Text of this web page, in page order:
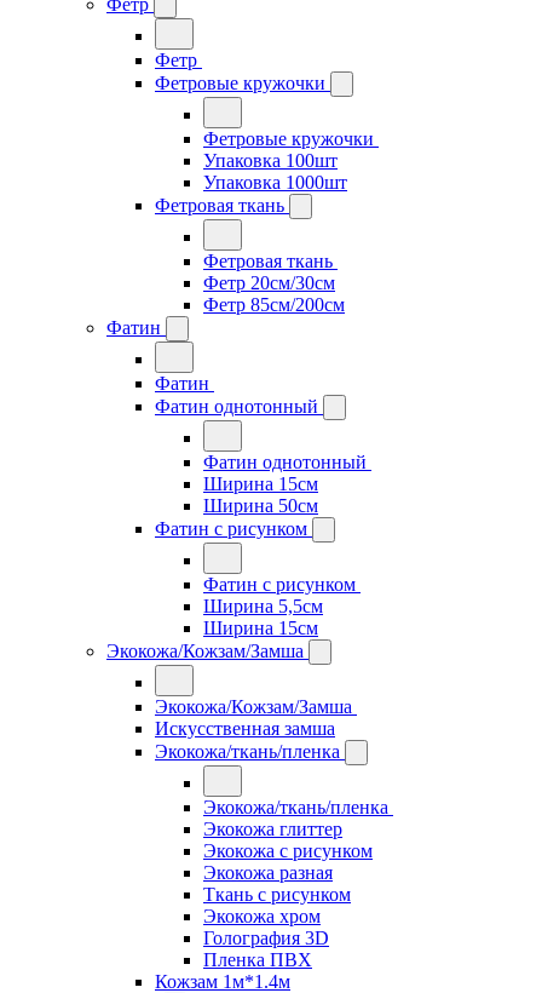
Фетр
Фетр
Фетровые кружочки
Фетровые кружочки
Упаковка 100шт
Упаковка 1000шт
Фетровая ткань
Фетровая ткань
Фетр 20см/30см
Фетр 85см/200см
Фатин
Фатин
Фатин однотонный
Фатин однотонный
Ширина 15см
Ширина 50см
Фатин с рисунком
Фатин с рисунком
Ширина 5,5см
Ширина 15см
Экокожа/Кожзам/Замша
Экокожа/Кожзам/Замша
Искусственная замша
Экокожа/ткань/пленка
Экокожа/ткань/пленка
Экокожа глиттер
Экокожа с рисунком
Экокожа разная
Ткань с рисунком
Экокожа хром
Голография 3D
Пленка ПВХ
Кожзам 1м*1.4м